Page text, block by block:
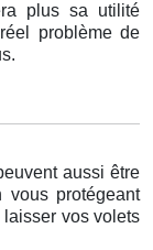
plus sa utilité
problème de
aussi être
vous protégeant
vos volets